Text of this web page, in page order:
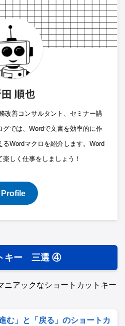
順也
改善コンサルタント、セミナー講
では、Wordで文書を効率的に作
Wordマクロを紹介します。Word
しく仕事をしましょう！
Profile
キー 三選 ④
ニアックなショートカットキー
む」と「戻る」のショートカ